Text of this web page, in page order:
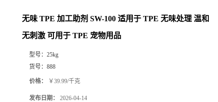
无味 TPE 加工助剂 SW-100 适用于 TPE 无味处理 温和
无刺激 可用于 TPE 宠物用品
型号： 25kg
货号： 888
价格： ￥39.99/千克
发布日期： 2026-04-14